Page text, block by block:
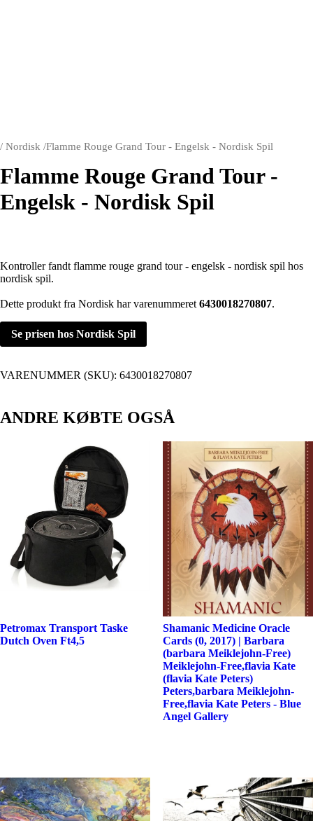
/ Nordisk /Flamme Rouge Grand Tour - Engelsk - Nordisk Spil
Flamme Rouge Grand Tour -
Engelsk - Nordisk Spil
Kontroller fandt flamme rouge grand tour - engelsk - nordisk spil hos
nordisk spil.
Dette produkt fra Nordisk har varenummeret 6430018270807.
Se prisen hos Nordisk Spil
VARENUMMER (SKU): 6430018270807
ANDRE KØBTE OGSÅ
Petromax Transport Taske
Dutch Oven Ft4,5
Shamanic Medicine Oracle
Cards (0, 2017) | Barbara
(barbara Meiklejohn-Free)
Meiklejohn-Free,flavia Kate
(flavia Kate Peters)
Peters,barbara Meiklejohn-
Free,flavia Kate Peters - Blue
Angel Gallery